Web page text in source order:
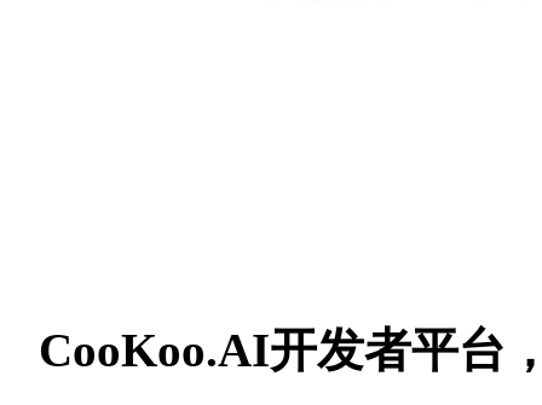
CooKoo.AI开发者平台